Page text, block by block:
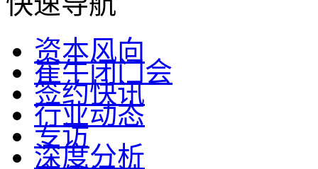
资本风向
崔牛闭门会
签约快讯
行业动态
专访
深度分析